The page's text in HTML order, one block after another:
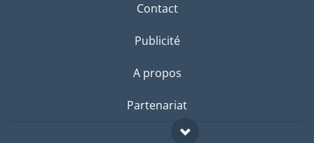
Contact
Publicité
A propos
Partenariat